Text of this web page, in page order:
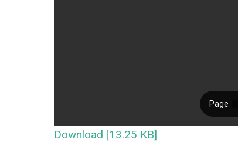
Download [13.25 KB]